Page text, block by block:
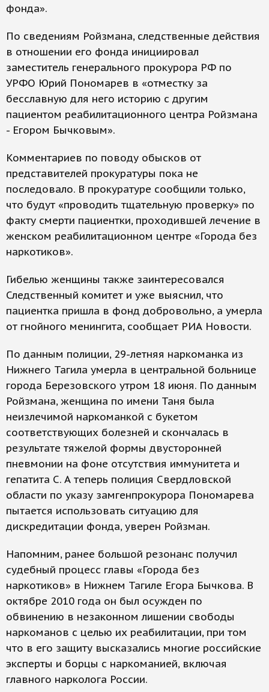
фонда».
По сведениям Ройзмана, следственные действия
в отношении его фонда инициировал
заместитель генерального прокурора РФ по
УРФО Юрий Пономарев в «отместку за
бесславную для него историю с другим
пациентом реабилитационного центра Ройзмана
- Егором Бычковым».
Комментариев по поводу обысков от
представителей прокуратуры пока не
последовало. В прокуратуре сообщили только,
что будут «проводить тщательную проверку» по
факту смерти пациентки, проходившей лечение в
женском реабилитационном центре «Города без
наркотиков».
Гибелью женщины также заинтересовался
Следственный комитет и уже выяснил, что
пациентка пришла в фонд добровольно, а умерла
от гнойного менингита, сообщает РИА Новости.
По данным полиции, 29-летняя наркоманка из
Нижнего Тагила умерла в центральной больнице
города Березовского утром 18 июня. По данным
Ройзмана, женщина по имени Таня была
неизлечимой наркоманкой с букетом
соответствующих болезней и скончалась в
результате тяжелой формы двусторонней
пневмонии на фоне отсутствия иммунитета и
гепатита С. А теперь полиция Свердловской
области по указу замгенпрокурора Пономарева
пытается использовать ситуацию для
дискредитации фонда, уверен Ройзман.
Напомним, ранее большой резонанс получил
судебный процесс главы «Города без
наркотиков» в Нижнем Тагиле Егора Бычкова. В
октябре 2010 года он был осужден по
обвинению в незаконном лишении свободы
наркоманов с целью их реабилитации, при том
что в его защиту высказались многие российские
эксперты и борцы с наркоманией, включая
главного нарколога России.